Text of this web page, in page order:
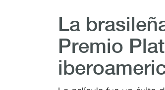
La
Premio